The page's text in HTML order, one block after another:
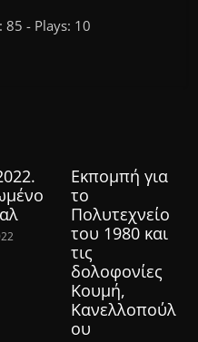
85 - Plays: 10
Εκπομπή για
το
Πολυτεχνείο
του 1980 και
τις
δολοφονίες
Κουμή,
Κανελλοπούλ
ου